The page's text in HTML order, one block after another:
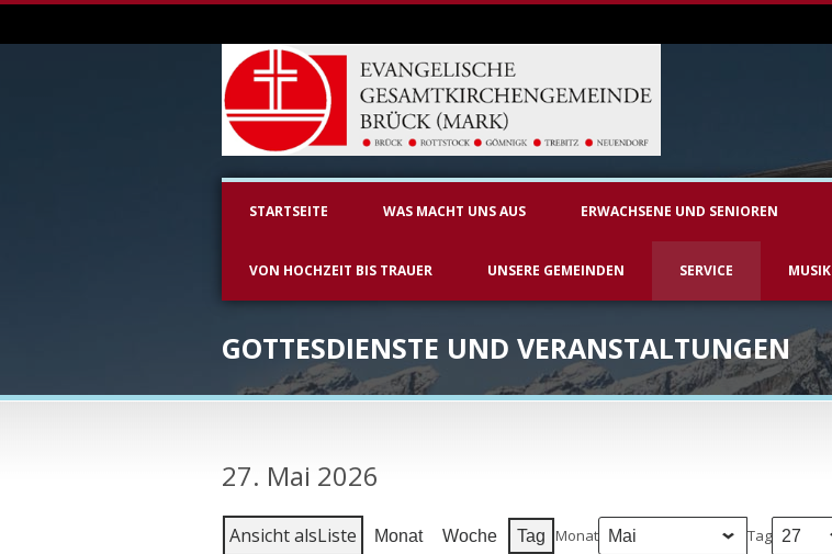
STARTSEITE WAS MACHT UNS AUS ERWACHSENE UND SENIOREN
VON HOCHZEIT BIS TRAUER UNSERE GEMEINDEN SERVICE MUSIK
GOTTESDIENSTE UND VERANSTALTUNGEN
27. Mai 2026
Ansicht alsLis­te Monat Woche Tag Monat Tag